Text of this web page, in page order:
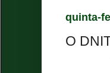
quinta-
O